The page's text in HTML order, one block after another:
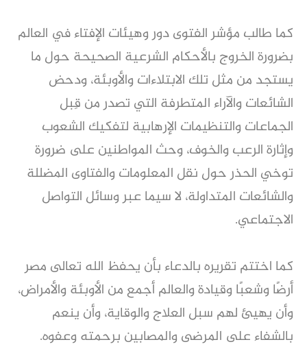
كما طالب مؤشر الفتوى دور وهيئات الإفتاء في العالم
بضرورة الخروج بالأحكام الشرعية الصحيحة حول ما
يستجد من مثل تلك الابتلاءات والأوبئة، ودحض
الشائعات والآراء المتطرفة التي تصدر من قِبل
الجماعات والتنظيمات الإرهابية لتفكيك الشعوب
وإثارة الرعب والخوف، وحث المواطنين على ضرورة
توخي الحذر حول نقل المعلومات والفتاوى المضللة
والشائعات المتداولة، لا سيما عبر وسائل التواصل
الاجتماعي.
كما اختتم تقريره بالدعاء بأن يحفظ الله تعالى مصر
أرضًا وشعبًا وقيادة والعالم أجمع من الأوبئة والأمراض،
وأن يهيئ لهم سبل العلاج والوقاية، وأن ينعم
بالشفاء على المرضى والمصابين برحمته وعفوه.